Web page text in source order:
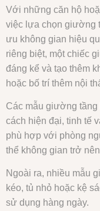
Với những căn hộ
việc lựa chọn giường
ưu không gian hiệu
riêng biệt, một chiếc
đáng kể và tạo thêm
hoặc bố trí thêm nội
Các mẫu giường
cách hiện đại, tinh tế
phù hợp với phòng
thể không gian trở
Ngoài ra, nhiều mẫu
kéo, tủ nhỏ hoặc kệ
sử dụng hàng ngày.